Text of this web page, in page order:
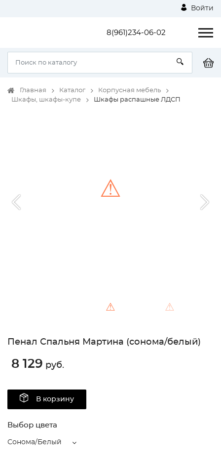
Войти
8(961)234-06-02
Главная Каталог
Корпусная мебель
Шкафы, шкафы-купе
Шкафы распашные ЛДСП
⚠ ⚠
⚠
Пенал Спальня Мартина (сонома/белый)
8 129 руб.
В корзину
Выбор цвета
Сонома/Белый